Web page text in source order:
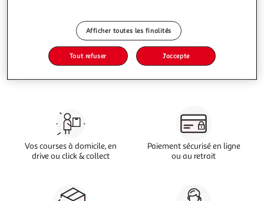
Avis clients
Vos courses à domicile, en
drive ou click & collect
Paiement sécurisé en ligne
ou au retrait
Afficher toutes les finalités
Tout refuser J'accepte